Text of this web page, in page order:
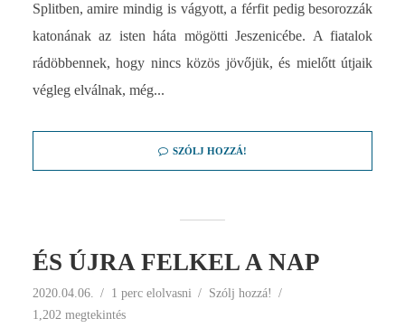
Splitben, amire mindig is vágyott, a férfit pedig besorozzák
katonának az isten háta mögötti Jeszenicébe. A fiatalok
rádöbbennek, hogy nincs közös jövőjük, és mielőtt útjaik
végleg elválnak, még...
SZÓLJ HOZZÁ!
ÉS ÚJRA FELKEL A NAP
2020.04.06. 1 perc elolvasni
Szólj hozzá!
1,202 megtekintés